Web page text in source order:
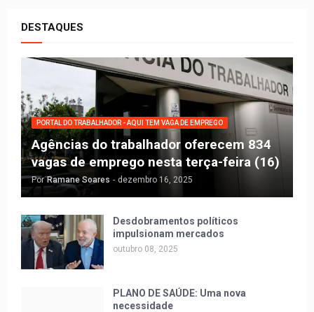
DESTAQUES
PORTAL DO TRABALHADOR - AQUI TEM VAGA DE EMPREGO
Agências do trabalhador oferecem 834
vagas de emprego nesta terça-feira (16)
Por Ramane Soares - dezembro 16, 2025
Desdobramentos políticos
impulsionam mercados
outubro 08, 2025
PLANO DE SAÚDE: Uma nova
necessidade